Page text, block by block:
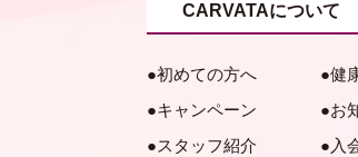
CARVATAについて
初めての方へ
健
キャンペーン
お
スタッフ紹介
入